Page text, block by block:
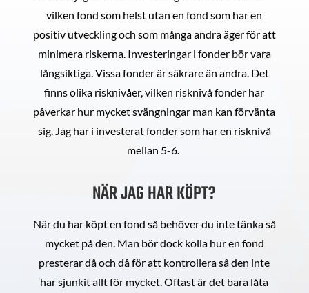
vilken fond som helst utan en fond som har en
positiv utveckling och som många andra äger för att
minimera riskerna. Investeringar i fonder bör vara
långsiktiga. Vissa fonder är säkrare än andra. Det
finns olika risknivåer, vilken risknivå fonder har
påverkar hur mycket svängningar man kan förvänta
sig. Jag har i investerat fonder som har en risknivå
mellan 5-6.
NÄR JAG HAR KÖPT?
När du har köpt en fond så behöver du inte tänka så
mycket på den. Man bör dock kolla hur en fond
presterar då och då för att kontrollera så den inte
har sjunkit allt för mycket. Oftast är det bara låta